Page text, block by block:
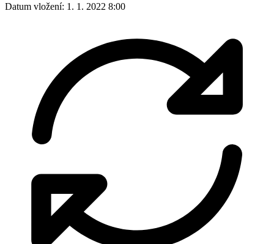
Datum vložení: 1. 1. 2022 8:00